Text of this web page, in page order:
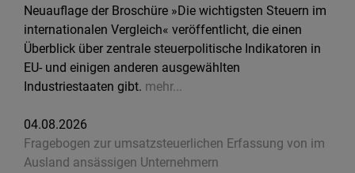
Neuauflage der Broschüre »Die wichtigsten Steuern im
internationalen Vergleich« veröffentlicht, die einen
Überblick über zentrale steuerpolitische Indikatoren in
EU- und einigen anderen ausgewählten
Industriestaaten gibt. mehr...
04.08.2026
Fragebogen zur umsatzsteuerlichen Erfassung von im
Ausland ansässigen Unternehmern